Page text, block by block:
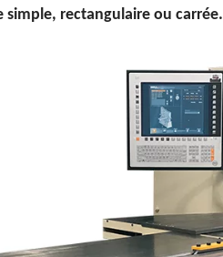
simple, rectangulaire ou carrée.